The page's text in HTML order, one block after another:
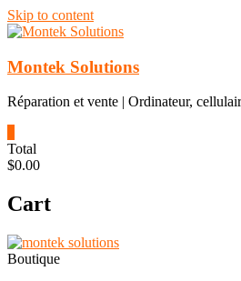
Skip to content
Montek Solutions
Réparation et vente | Ordinateur,
Total
$0.00
Cart
Boutique